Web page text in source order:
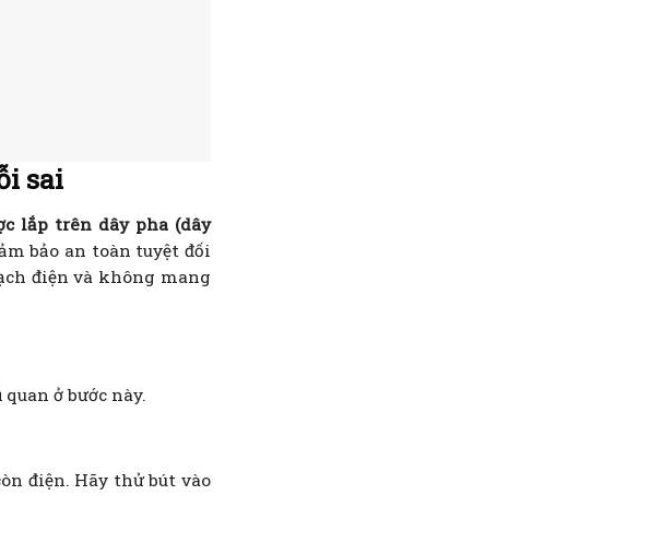
sai
lắp trên dây pha (dây
bảo an toàn tuyệt đối
điện và không mang
ở bước này.
điện. Hãy thử bút vào